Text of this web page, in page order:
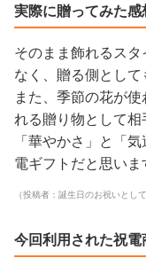
実際に贈ってみた感
そのまま飾れるス
なく、贈る側として
また、季節の花が
れる贈り物として相
「華やかさ」と「
電ギフトだと思いま
（投稿者：誕生日のお祝いとして
今回利用された祝電